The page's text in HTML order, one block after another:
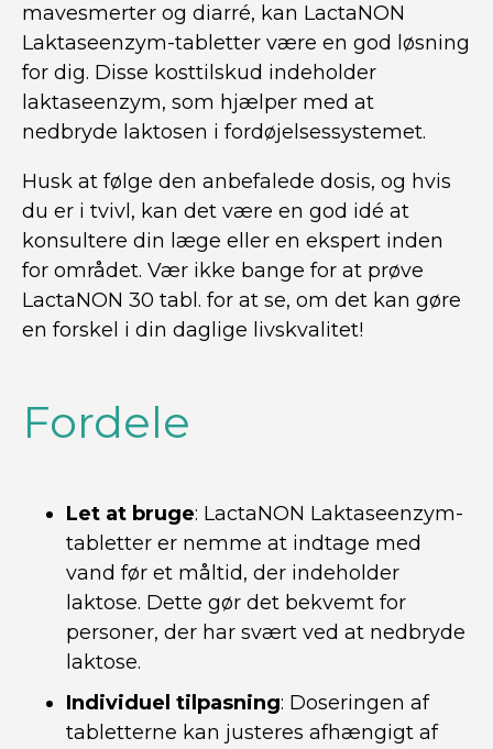
mavesmerter og diarré, kan LactaNON
Laktaseenzym-tabletter være en god løsning
for dig. Disse kosttilskud indeholder
laktaseenzym, som hjælper med at
nedbryde laktosen i fordøjelsessystemet.
Husk at følge den anbefalede dosis, og hvis
du er i tvivl, kan det være en god idé at
konsultere din læge eller en ekspert inden
for området. Vær ikke bange for at prøve
LactaNON 30 tabl. for at se, om det kan gøre
en forskel i din daglige livskvalitet!
Fordele
Let at bruge: LactaNON Laktaseenzym-
tabletter er nemme at indtage med
vand før et måltid, der indeholder
laktose. Dette gør det bekvemt for
personer, der har svært ved at nedbryde
laktose.
Individuel tilpasning: Doseringen af
tabletterne kan justeres afhængigt af